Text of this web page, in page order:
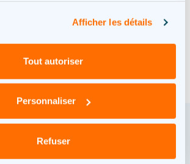
Afficher les détails
Tout autoriser
Personnaliser
Refuser
préservent la qualité des sols